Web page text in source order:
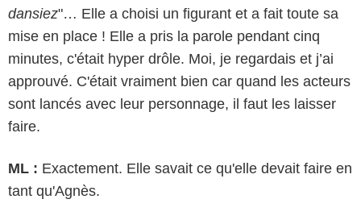
dansiez"… Elle a choisi un figurant et a fait toute sa
mise en place ! Elle a pris la parole pendant cinq
minutes, c'était hyper drôle. Moi, je regardais et j’ai
approuvé. C'était vraiment bien car quand les acteurs
sont lancés avec leur personnage, il faut les laisser
faire.
ML : Exactement. Elle savait ce qu'elle devait faire en
tant qu'Agnès.